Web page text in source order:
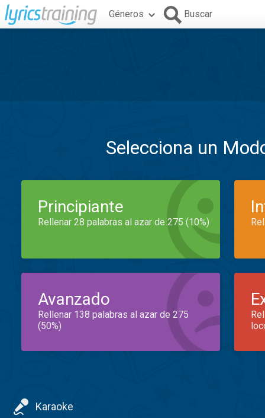
Géneros Buscar
Selecciona un
Principiante
Rellenar 28 palabras al azar de 275 (10%)
Avanzado
Rellenar 138 palabras al azar de 275
(50%)
Karaoke